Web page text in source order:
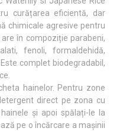
curățarea eficientă, dar
chimicale agresive pentru
în compoziție parabeni,
fenoli, formaldehidă,
complet biodegradabil,
hainelor. Pentru zone
direct pe zona cu
și apoi spălați-le la
pe o încărcare a mașinii